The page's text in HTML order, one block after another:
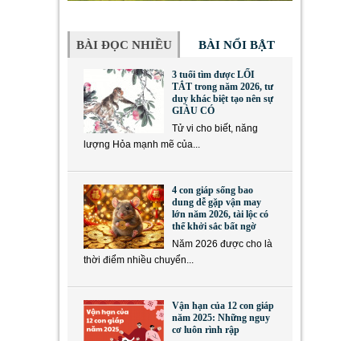
BÀI ĐỌC NHIỀU BÀI NỔI BẬT
3 tuổi tìm được LỐI
TẮT trong năm 2026, tư
duy khác biệt tạo nên sự
GIÀU CÓ
Tử vi cho biết, năng
lượng Hỏa mạnh mẽ của...
4 con giáp sống bao
dung dễ gặp vận may
lớn năm 2026, tài lộc có
thể khởi sắc bất ngờ
Năm 2026 được cho là
thời điểm nhiều chuyển...
Vận hạn của 12 con giáp
năm 2025: Những nguy
cơ luôn rình rập